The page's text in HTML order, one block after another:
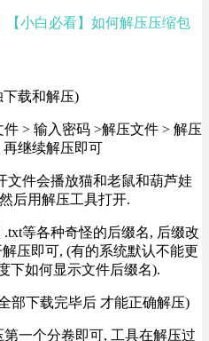
【小白必看】如何解压压缩包
下载和解压)
> 输入密码 >解压文件 > 解压
再继续解压即可
文件会播放猫和老鼠和葫芦娃
后用解压工具打开.
等各种奇怪的后缀名, 后缀改
压即可, (有的系统默认不能更
下如何显示文件后缀名).
部下载完毕后 才能正确解压)
一个分卷即可, 工具在解压过